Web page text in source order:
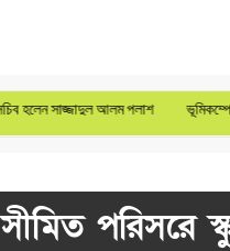
হলেন সাজ্জাদুল আলম পলাশ ভূমিকম্পে
পরিসরে